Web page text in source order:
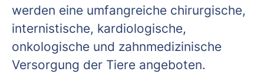
werden eine umfangreiche chirurgische,
internistische, kardiologische,
onkologische und zahnmedizinische
Versorgung der Tiere angeboten.